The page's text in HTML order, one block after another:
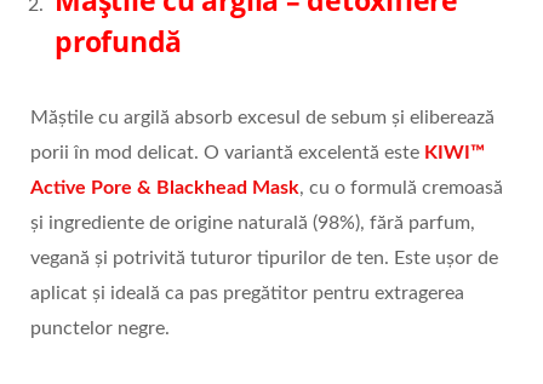
profundă
Măștile cu argilă absorb excesul de sebum și eliberează
porii în mod delicat. O variantă excelentă este KIWI™
Active Pore & Blackhead Mask, cu o formulă cremoasă
și ingrediente de origine naturală (98%), fără parfum,
vegană și potrivită tuturor tipurilor de ten. Este ușor de
aplicat și ideală ca pas pregătitor pentru extragerea
punctelor negre.